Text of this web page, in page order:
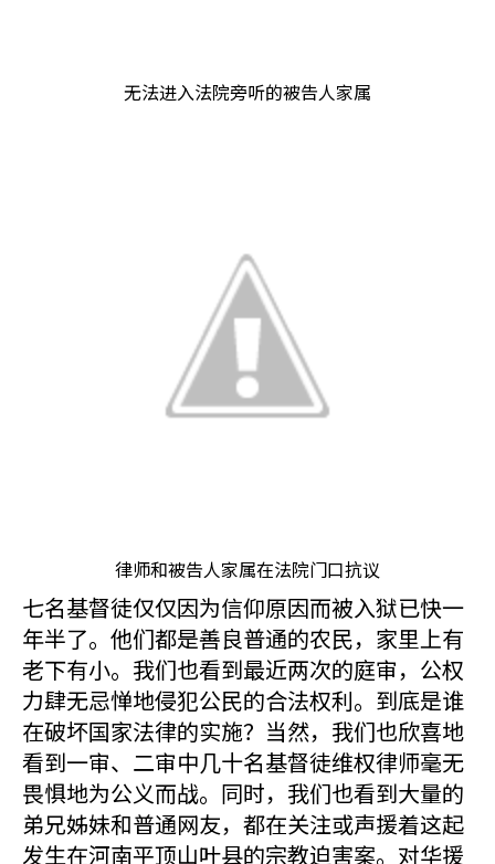
无法进入法院旁听的被告人家属
律师和被告人家属在法院门口抗议
七名基督徒仅仅因为信仰原因而被入狱已快一
年半了。他们都是善良普通的农民，家里上有
老下有小。我们也看到最近两次的庭审，公权
力肆无忌惮地侵犯公民的合法权利。到底是谁
在破坏国家法律的实施？当然，我们也欣喜地
看到一审、二审中几十名基督徒维权律师毫无
畏惧地为公义而战。同时，我们也看到大量的
弟兄姊妹和普通网友，都在关注或声援着这起
发生在河南平顶山叶县的宗教迫害案。对华援